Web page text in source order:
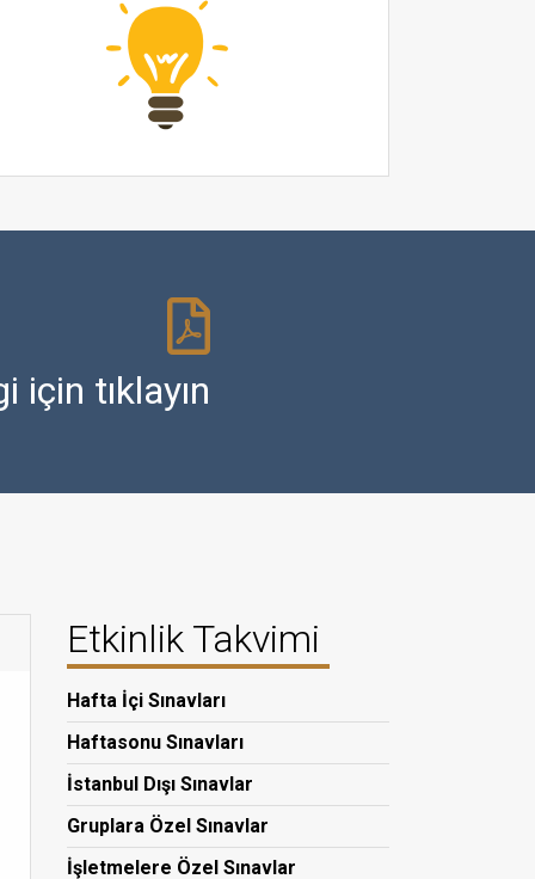
için tıklayın
Etkinlik Takvimi
Hafta İçi Sınavları
Haftasonu Sınavları
İstanbul Dışı Sınavlar
Gruplara Özel Sınavlar
İşletmelere Özel Sınavlar